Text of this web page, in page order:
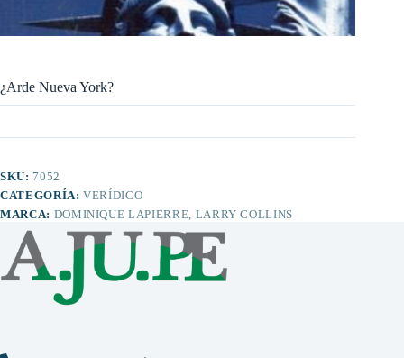
¿Arde Nueva York?
SKU:7052
CATEGORÍA:VERÍDICO
MARCA: DOMINIQUE LAPIERRE, LARRY COLLINS